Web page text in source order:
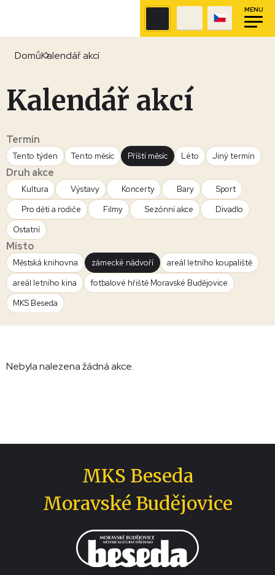
MENU
DomůKalendář akcí
Kalendář akcí
Termín
Tento týden Tento měsíc Příští měsíc Léto Jiný termín
Druh akce
Kultura Výstavy Koncerty Bary
Sport
Pro děti a rodiče
Filmy Sezónní akce
Divadlo
Ostatní
Místo
Městská knihovna zámecké nádvoří
areál letního koupaliště
areál letního kina
fotbalové hřiště Moravské Budějovice
MKS Beseda
Nebyla nalezena žádná akce.
MKS Beseda
Moravské Budějovice